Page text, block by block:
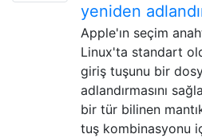
yeniden
Apple'ın seçim
Linux'ta standart
giriş tuşunu bir
adlandırmasını
bir tür bilinen
tuş kombinasyonu